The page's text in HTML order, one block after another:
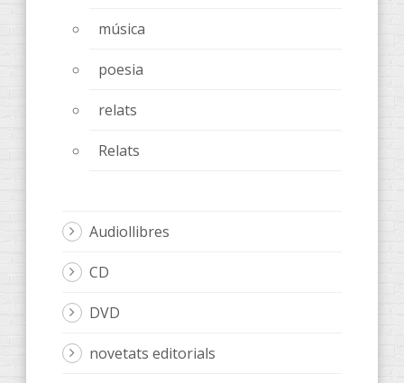
música
poesia
relats
Relats
Audiollibres
CD
DVD
novetats editorials